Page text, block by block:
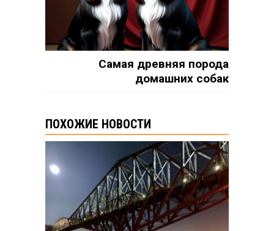
Самая древняя порода
домашних собак
ПОХОЖИЕ НОВОСТИ